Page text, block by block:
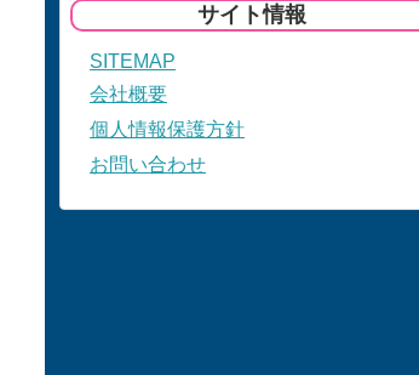
サイト情報
SITEMAP
会社概要
個人情報保護方針
お問い合わせ